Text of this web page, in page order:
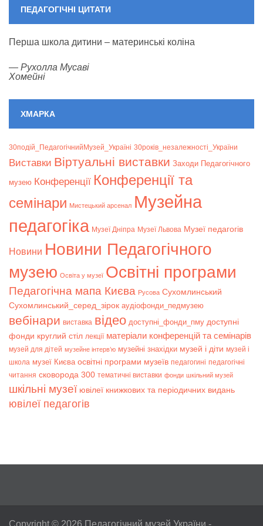
ПЕДАГОГІЧНІ ЦИТАТИ
Перша школа дитини – материнські коліна
— Рухолла Мусаві
Хомейні
ХМАРКА
30подій_ПедагогічнийМузей_Україні 30років_незалежності_України
Bиставки Віртуальні виставки Заходи Педагогічного
музею Конференції Конференції та
семінари Мистецький арсенал Музейна
педагогіка Музеї Дніпра Музеї Львова Музеї педагогів
Новини Новини Педагогічного
музею Освіта у музеї Освітні програми
Педагогічна мапа Києва Русова Сухомлинський
Сухомлинський_серед_зірок аудіофонди_педмузею
вебінари виставка відео доступні_фонди_пму доступні
фонди круглий стіл лекції матеріали конференцій та семінарів
музей для дітей музейне інтерв’ю музейні знахідки музей і діти музей і
школа музеї Києва освітні програми музеїв педагогині педагогічні
читання сковорода 300 тематичні виставки фонди шкільний музей
шкільні музеї ювілеї книжкових та періодичних видань
ювілеї педагогів